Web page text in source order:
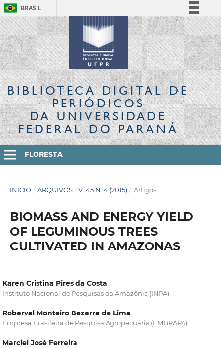
BRASIL
Simplifique!
Comunica BR
Participe
Acesso à informação
Legislação
Canais
BIBLIOTECA DIGITALDE
PERIÓDICOS
DA UNIVERSIDADE
FEDERAL DO PARANÁ
FLORESTA
INÍCIO / ARQUIVOS / V. 45 N. 4 (2015) / Artigos
BIOMASS AND ENERGY YIELD
OF LEGUMINOUS TREES
CULTIVATED IN AMAZONAS
Karen Cristina Pires da Costa
Instituto Nacional de Pesquisas da Amazônia (INPA)
Roberval Monteiro Bezerra de Lima
Empresa Brasileira de Pesquisa Agropecuária (EMBRAPA)
Marciel José Ferreira